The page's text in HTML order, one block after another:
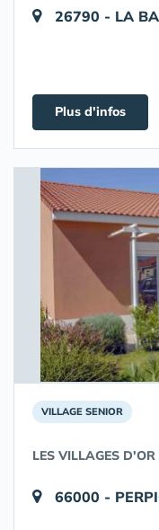
26790 - LA
Plus d'infos
VILLAGE SENIOR
LES VILLAGES
66000 -